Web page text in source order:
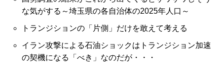
な気がする～埼玉県の各自治体の2025年人口～
トランジションの「片側」だけを敢えて考える
イラン攻撃による石油ショックはトランジション加速
の契機になる「べき」なのだが・・・